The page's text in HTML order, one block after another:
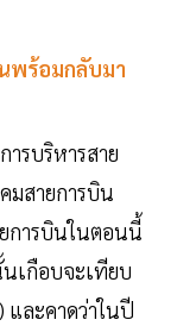
พร้อมกลับมา
รบริหารสาย
มสายการบิน
การบินในตอนนี้
เกือบจะเทียบ
ละคาดว่าในปี